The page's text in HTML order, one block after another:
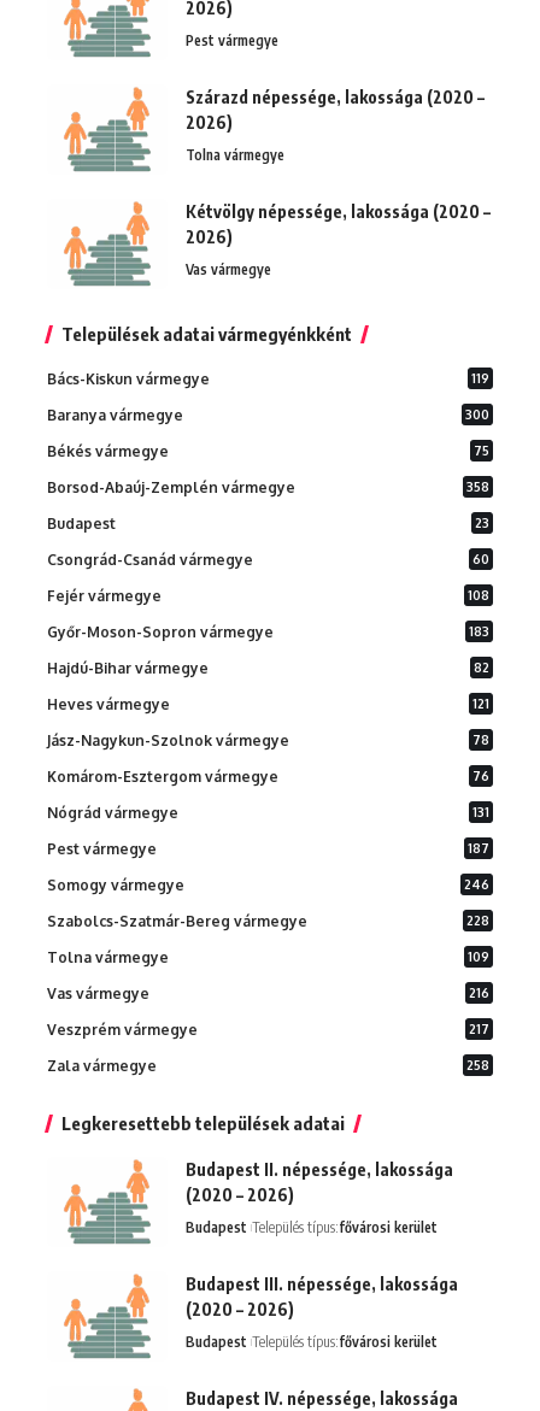
2026)
Pest vármegye
Szárazd népessége, lakossága (2020 –
2026)
Tolna vármegye
Kétvölgy népessége, lakossága (2020 –
2026)
Vas vármegye
Települések adatai vármegyénkként
Bács-Kiskun vármegye 119
Baranya vármegye 300
Békés vármegye 75
Borsod-Abaúj-Zemplén vármegye 358
Budapest 23
Csongrád-Csanád vármegye 60
Fejér vármegye 108
Győr-Moson-Sopron vármegye 183
Hajdú-Bihar vármegye 82
Heves vármegye 121
Jász-Nagykun-Szolnok vármegye 78
Komárom-Esztergom vármegye 76
Nógrád vármegye 131
Pest vármegye 187
Somogy vármegye 246
Szabolcs-Szatmár-Bereg vármegye 228
Tolna vármegye 109
Vas vármegye 216
Veszprém vármegye 217
Zala vármegye 258
Legkeresettebb települések adatai
Budapest II. népessége, lakossága
(2020 – 2026)
Budapest Település típus:fővárosi kerület
Budapest III. népessége, lakossága
(2020 – 2026)
Budapest Település típus:fővárosi kerület
Budapest IV. népessége, lakossága